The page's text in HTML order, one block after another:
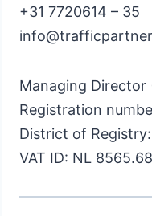
+31 7720614 – 35
Managing Director
Registration
District of
VAT ID: NL